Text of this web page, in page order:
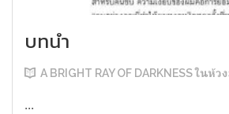
บทนำ
A BRIGHT RAY OF DARKNESS ใน
...